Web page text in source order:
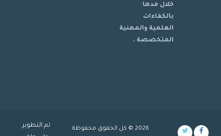
خلال مدها
بالكفاءات
العلمية والمهنية
المتخصصة .
2026 © كل الحقوق محفوظة
تم التطوير